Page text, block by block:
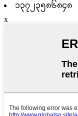
၁၃၇၂၃၅၈၆၈၄၈
x